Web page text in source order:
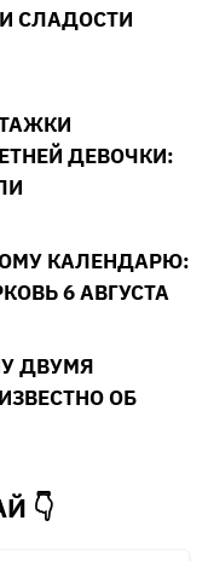
СЛАДОСТИ
ДЕВОЧКИ:
КАЛЕНДАРЮ:
6 АВГУСТА
ДВУМЯ
ОБ
👇